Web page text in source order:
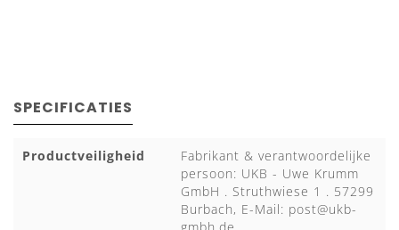
SPECIFICATIES
Productveiligheid
Fabrikant & verantwoordelijke
persoon: UKB - Uwe Krumm
GmbH . Struthwiese 1 . 57299
Burbach, E-Mail: post@ukb-